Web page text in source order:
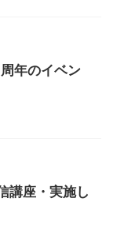
年のイベン
講座・実施し